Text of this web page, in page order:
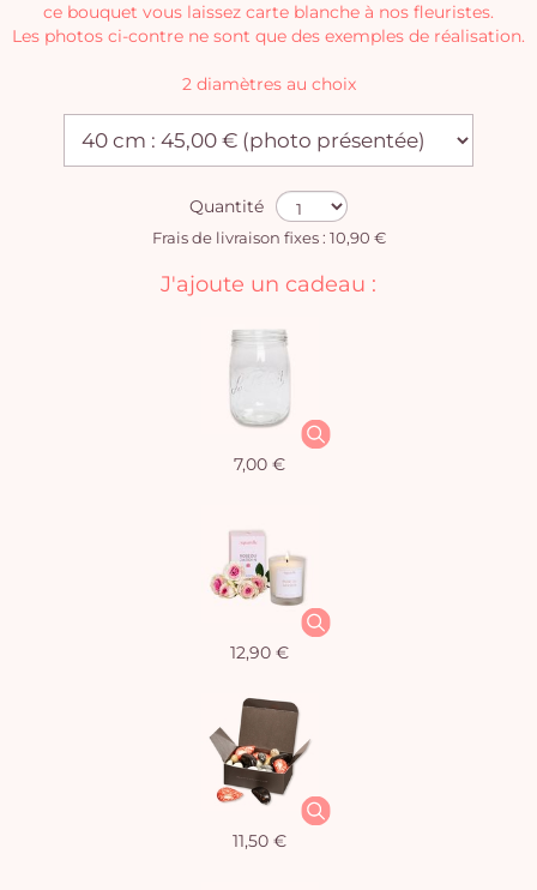
ce bouquet vous laissez carte blanche à nos fleuristes.
Les photos ci-contre ne sont que des exemples de réalisation.
2 diamètres au choix
Quantité
Frais de livraison fixes : 10,90 €
J'ajoute un cadeau :
7,00 €
12,90 €
11,50 €